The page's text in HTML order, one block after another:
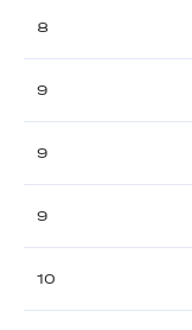
8
9
9
9
10